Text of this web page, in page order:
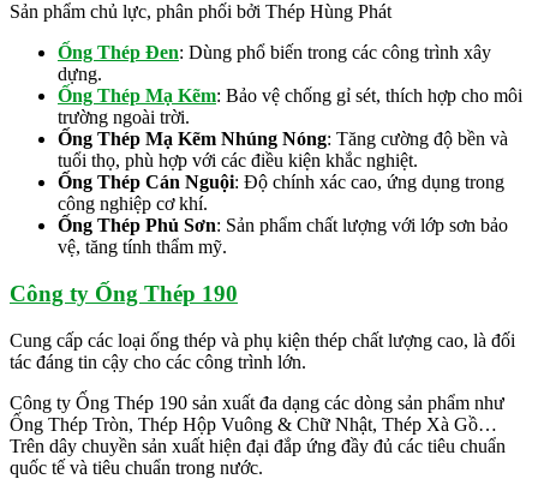
Sản phẩm chủ lực, phân phối bởi Thép Hùng Phát
Ống Thép Đen: Dùng phổ biến trong các công trình xây
dựng.
Ống Thép Mạ Kẽm: Bảo vệ chống gỉ sét, thích hợp cho môi
trường ngoài trời.
Ống Thép Mạ Kẽm Nhúng Nóng: Tăng cường độ bền và
tuổi thọ, phù hợp với các điều kiện khắc nghiệt.
Ống Thép Cán Nguội: Độ chính xác cao, ứng dụng trong
công nghiệp cơ khí.
Ống Thép Phủ Sơn: Sản phẩm chất lượng với lớp sơn bảo
vệ, tăng tính thẩm mỹ.
Công ty Ống Thép 190
Cung cấp các loại ống thép và phụ kiện thép chất lượng cao, là đối
tác đáng tin cậy cho các công trình lớn.
Công ty Ống Thép 190 sản xuất đa dạng các dòng sản phẩm như
Ống Thép Tròn, Thép Hộp Vuông & Chữ Nhật, Thép Xà Gồ…
Trên dây chuyền sản xuất hiện đại đắp ứng đầy đủ các tiêu chuẩn
quốc tế và tiêu chuẩn trong nước.